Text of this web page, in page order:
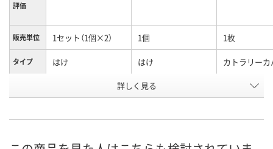
評価
販売単位 1セット（1個×2） 1個 1枚
タイプ はけ はけ カトラリーカ
UA12480 NN43175
8月7日（金）
詳しく見る